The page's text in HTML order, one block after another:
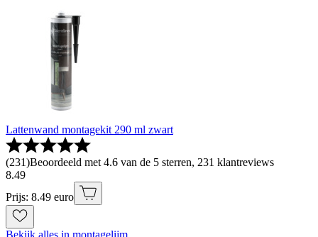
Lattenwand montagekit 290 ml zwart
(231)Beoordeeld met 4.6 van de 5 sterren, 231 klantreviews
8.49
Prijs: 8.49 euro
Bekijk alles in montagelijm